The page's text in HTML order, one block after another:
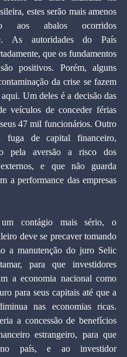
estes serão mais amenos
aos abalos ocorridos
As autoridades do País
que os fundamentos
positivos. Porém, alguns
da crise se fazem
Um deles é a decisão das
veículos de conceder férias
47 mil funcionários. Outro
fuga de capital financeiro,
pela aversão a risco dos
e que não guarda
a performance das empresas
contágio mais sério, o
deve se precaver tomando
a manutenção do juro Selic
para que investidores
a economia nacional como
para seus capitais até que a
nas economias ricas.
a concessão de benefícios
estrangeiro, para que
no país, e ao investidor